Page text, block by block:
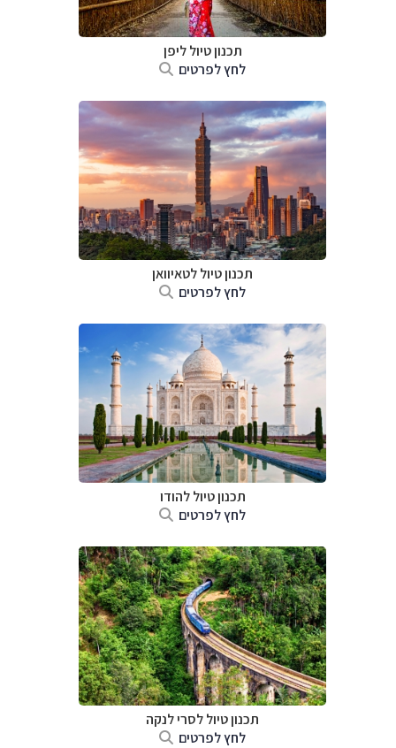
תכנון טיולליפן
לחץ לפרטים
תכנון טיוללטאיוואן
לחץ לפרטים
תכנון טיוללהודו
לחץ לפרטים
תכנון טיוללסרי לנקה
לחץ לפרטים